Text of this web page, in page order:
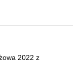
2022 z